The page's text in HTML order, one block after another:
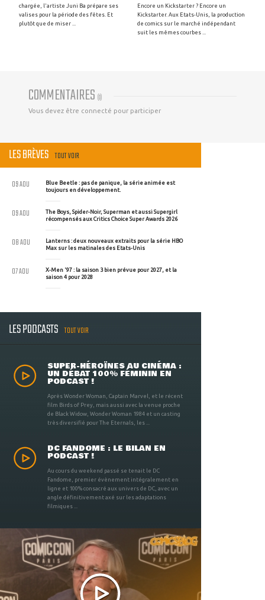
chargée, l'artiste Juni Ba prépare ses
valises pour la période des fêtes. Et
plutôt que de miser ...
Encore un Kickstarter ? Encore un
Kickstarter. Aux Etats-Unis, la production
de comics sur le marché indépendant
suit les mêmes courbes ...
COMMENTAIRES (0)
Vous devez être connecté pour participer
LES BRÈVES TOUT VOIR
Blue Beetle : pas de panique, la série animée est
toujours en développement.
09 AOU
The Boys, Spider-Noir, Superman et aussi Supergirl
récompensés aux Critics Choice Super Awards 2026
09 AOU
Lanterns : deux nouveaux extraits pour la série HBO
Max sur les matinales des Etats-Unis
08 AOU
X-Men '97 : la saison 3 bien prévue pour 2027, et la
saison 4 pour 2028
07 AOU
LES PODCASTS TOUT VOIR
SUPER-HÉROÏNES AU CINÉMA :
UN DÉBAT 100% FÉMININ EN
PODCAST !
Après Wonder Woman, Captain Marvel, et le récent
film Birds of Prey, mais aussi avec la venue proche
de Black Widow, Wonder Woman 1984 et un casting
très diversifié pour The Eternals, les ...
DC FANDOME : LE BILAN EN
PODCAST !
Au cours du weekend passé se tenait le DC
Fandome, premier évènement intégralement en
ligne et 100% consacré aux univers de DC, avec un
angle définitivement axé sur les adaptations
filmiques ...